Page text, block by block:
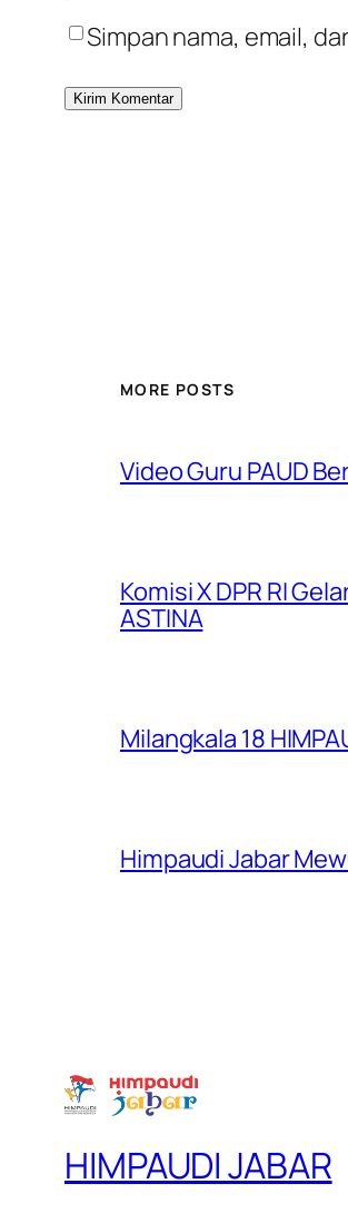
Simpan nama, email,
MORE POSTS
Video Guru PAUD
Komisi X DPR RI
ASTINA
Milangkala 18
Himpaudi Jabar
HIMPAUDI JABAR